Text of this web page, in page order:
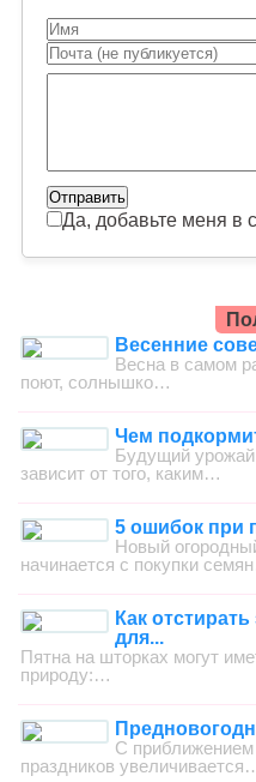
Да, добавьте меня в
Весенние
Весна в самом
поют, солнышко…
Чем
Будущий
зависит от того, каким…
5 ошибок при
Новый
начинается с покупки
Как
для...
Пятна на шторках могут
природу:…
С приближением
праздников